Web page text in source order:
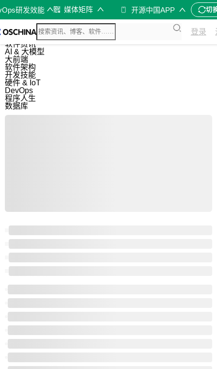
研发效能 媒体矩阵 开源中国APP 切
登录
综合
开源资讯
软件资讯
AI & 大模型
大前端
软件架构
开发技能
硬件 & IoT
DevOps
程序人生
数据库